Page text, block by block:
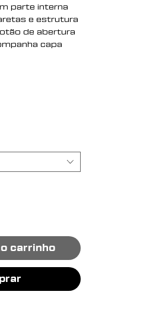
parte interna
e estrutura
de abertura
capa
98 cm
para
270
carrinho